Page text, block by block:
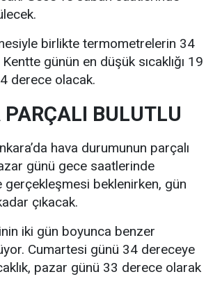
birlikte termometrelerin 34
günün en düşük sıcaklığı 19
derece olacak.
BULUTLU
hava durumunun parçalı
günü gece saatlerinde
gerçekleşmesi beklenirken, gün
çıkacak.
iki gün boyunca benzer
Cumartesi günü 34 dereceye
pazar günü 33 derece olarak